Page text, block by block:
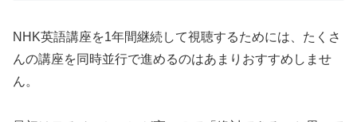
NHK英語講座を1年間継続して視聴するためには、たくさ
んの講座を同時並行で進めるのはあまりおすすめしませ
ん。